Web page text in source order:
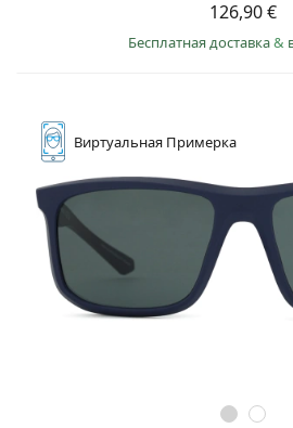
126,90 €
Бесплатная доставка&
Виртуальная Примерка